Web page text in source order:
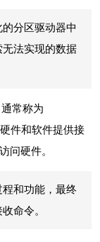
分区驱动器中
法实现的数据
常称为
件和软件提供接
问硬件。
和功能，最终
命令。